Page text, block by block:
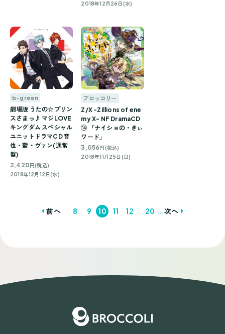
2018年12月26日(水)
b-green
劇場版 うたの☆プリン
スさまっ♪ マジLOVE
キングダム スペシャル
ユニットドラマCD 音
也・藍・ヴァン(通常
盤)
2,420円(税込)
2018年12月12日(水)
ブロッコリー
Z/X -Zillions of ene
my X- NF DramaCD
⑭ 「ナイショの・きぃ
ワード」
3,056円(税込)
2018年11月25日(日)
ゲ
前へ 8 9 10 11 12 20 次へ